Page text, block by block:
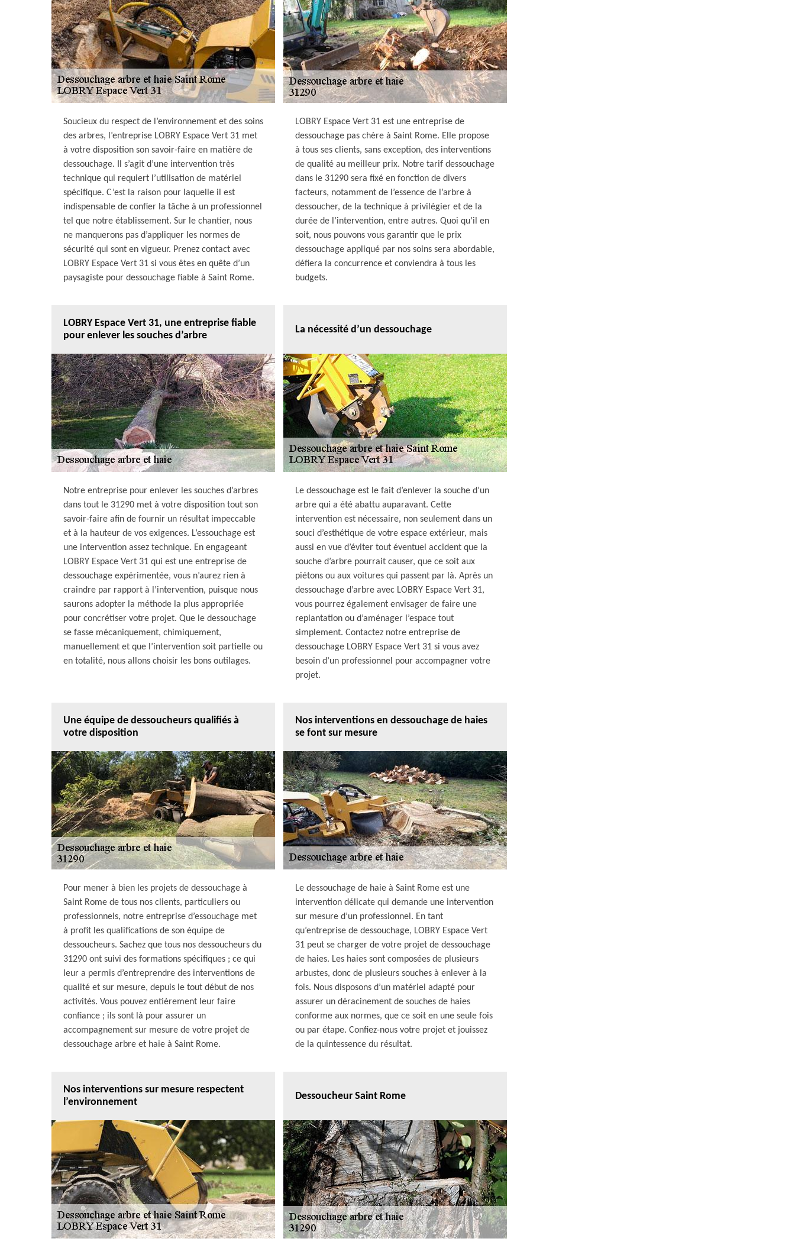
Soucieux du respect de l’environnement et des soins
des arbres, l’entreprise LOBRY Espace Vert 31 met
à votre disposition son savoir-faire en matière de
dessouchage. Il s’agit d’une intervention très
technique qui requiert l’utilisation de matériel
spécifique. C’est la raison pour laquelle il est
indispensable de confier la tâche à un professionnel
tel que notre établissement. Sur le chantier, nous
ne manquerons pas d’appliquer les normes de
sécurité qui sont en vigueur. Prenez contact avec
LOBRY Espace Vert 31 si vous êtes en quête d’un
paysagiste pour dessouchage fiable à Saint Rome.
LOBRY Espace Vert 31 est une entreprise de
dessouchage pas chère à Saint Rome. Elle propose
à tous ses clients, sans exception, des interventions
de qualité au meilleur prix. Notre tarif dessouchage
dans le 31290 sera fixé en fonction de divers
facteurs, notamment de l’essence de l’arbre à
dessoucher, de la technique à privilégier et de la
durée de l’intervention, entre autres. Quoi qu’il en
soit, nous pouvons vous garantir que le prix
dessouchage appliqué par nos soins sera abordable,
défiera la concurrence et conviendra à tous les
budgets.
LOBRY Espace Vert 31, une entreprise fiable
pour enlever les souches d’arbre
Notre entreprise pour enlever les souches d’arbres
dans tout le 31290 met à votre disposition tout son
savoir-faire afin de fournir un résultat impeccable
et à la hauteur de vos exigences. L’essouchage est
une intervention assez technique. En engageant
LOBRY Espace Vert 31 qui est une entreprise de
dessouchage expérimentée, vous n’aurez rien à
craindre par rapport à l’intervention, puisque nous
saurons adopter la méthode la plus appropriée
pour concrétiser votre projet. Que le dessouchage
se fasse mécaniquement, chimiquement,
manuellement et que l’intervention soit partielle ou
en totalité, nous allons choisir les bons outilages.
La nécessité d’un dessouchage
Le dessouchage est le fait d’enlever la souche d’un
arbre qui a été abattu auparavant. Cette
intervention est nécessaire, non seulement dans un
souci d’esthétique de votre espace extérieur, mais
aussi en vue d’éviter tout éventuel accident que la
souche d’arbre pourrait causer, que ce soit aux
piétons ou aux voitures qui passent par là. Après un
dessouchage d’arbre avec LOBRY Espace Vert 31,
vous pourrez également envisager de faire une
replantation ou d’aménager l’espace tout
simplement. Contactez notre entreprise de
dessouchage LOBRY Espace Vert 31 si vous avez
besoin d’un professionnel pour accompagner votre
projet.
Une équipe de dessoucheurs qualifiés à
votre disposition
Pour mener à bien les projets de dessouchage à
Saint Rome de tous nos clients, particuliers ou
professionnels, notre entreprise d’essouchage met
à profit les qualifications de son équipe de
dessoucheurs. Sachez que tous nos dessoucheurs du
31290 ont suivi des formations spécifiques ; ce qui
leur a permis d’entreprendre des interventions de
qualité et sur mesure, depuis le tout début de nos
activités. Vous pouvez entièrement leur faire
confiance ; ils sont là pour assurer un
accompagnement sur mesure de votre projet de
dessouchage arbre et haie à Saint Rome.
Nos interventions en dessouchage de haies
se font sur mesure
Le dessouchage de haie à Saint Rome est une
intervention délicate qui demande une intervention
sur mesure d’un professionnel. En tant
qu’entreprise de dessouchage, LOBRY Espace Vert
31 peut se charger de votre projet de dessouchage
de haies. Les haies sont composées de plusieurs
arbustes, donc de plusieurs souches à enlever à la
fois. Nous disposons d’un matériel adapté pour
assurer un déracinement de souches de haies
conforme aux normes, que ce soit en une seule fois
ou par étape. Confiez-nous votre projet et jouissez
de la quintessence du résultat.
Nos interventions sur mesure respectent
l’environnement
Dessoucheur Saint Rome